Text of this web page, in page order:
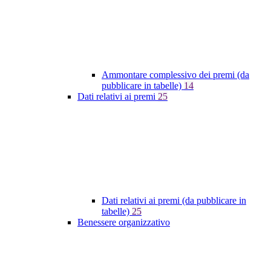
Ammontare complessivo dei premi (da
pubblicare in tabelle) 14
Dati relativi ai premi 25
Dati relativi ai premi (da pubblicare in
tabelle) 25
Benessere organizzativo